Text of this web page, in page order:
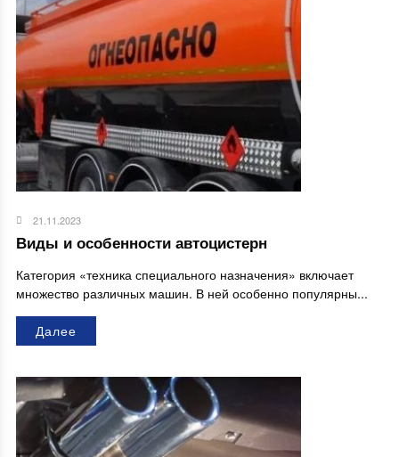
21.11.2023
Виды и особенности автоцистерн
Категория «техника специального назначения» включает
множество различных машин. В ней особенно популярны...
Далее